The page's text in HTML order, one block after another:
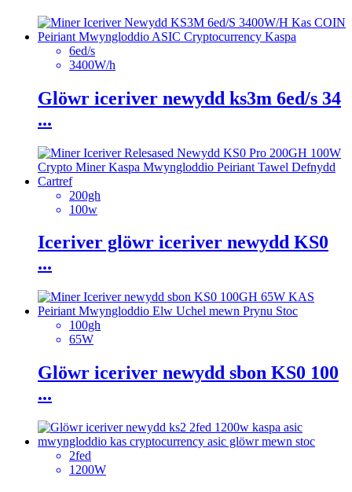
6ed/s
3400W/h
Glöwr iceriver newydd ks3m 6ed/s 34
...
200gh
100w
Iceriver glöwr iceriver newydd KS0
...
100gh
65W
Glöwr iceriver newydd sbon KS0 100
...
2fed
1200W